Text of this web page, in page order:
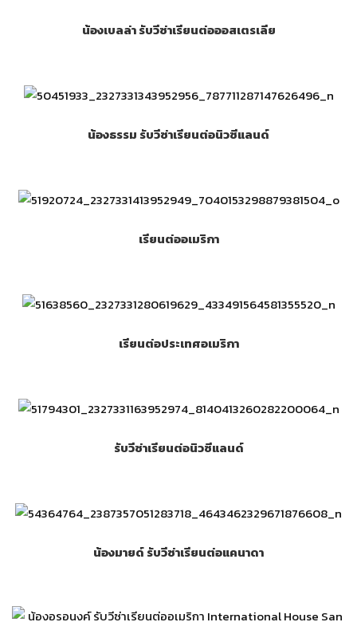
น้องเบลล่า รับวีซ่าเรียนต่อออสเตรเลีย
น้องธรรม รับวีซ่าเรียนต่อนิวซีแลนด์
เรียนต่ออเมริกา
เรียนต่อประเทศอเมริกา
รับวีซ่าเรียนต่อนิวซีแลนด์
น้องมายด์ รับวีซ่าเรียนต่อแคนาดา